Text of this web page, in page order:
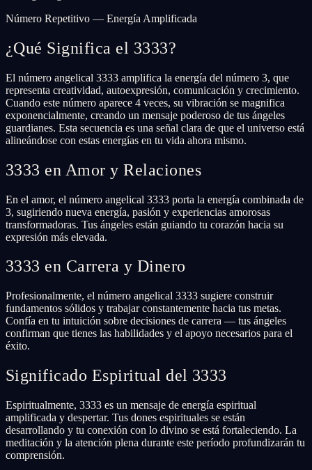
Número Repetitivo — Energía Amplificada
¿Qué Significa el 3333?
El número angelical 3333 amplifica la energía del número 3, que
representa creatividad, autoexpresión, comunicación y crecimiento.
Cuando este número aparece 4 veces, su vibración se magnifica
exponencialmente, creando un mensaje poderoso de tus ángeles
guardianes. Esta secuencia es una señal clara de que el universo está
alineándose con estas energías en tu vida ahora mismo.
3333 en Amor y Relaciones
En el amor, el número angelical 3333 porta la energía combinada de
3, sugiriendo nueva energía, pasión y experiencias amorosas
transformadoras. Tus ángeles están guiando tu corazón hacia su
expresión más elevada.
3333 en Carrera y Dinero
Profesionalmente, el número angelical 3333 sugiere construir
fundamentos sólidos y trabajar constantemente hacia tus metas.
Confía en tu intuición sobre decisiones de carrera — tus ángeles
confirman que tienes las habilidades y el apoyo necesarios para el
éxito.
Significado Espiritual del 3333
Espiritualmente, 3333 es un mensaje de energía espiritual
amplificada y despertar. Tus dones espirituales se están
desarrollando y tu conexión con lo divino se está fortaleciendo. La
meditación y la atención plena durante este período profundizarán tu
comprensión.